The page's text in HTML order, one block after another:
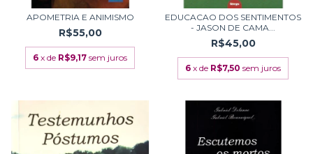
APOMETRIA E ANIMISMO
R$55,00
6 x de R$9,17 sem juros
EDUCACAO DOS SENTIMENTOS
- JASON DE CAMA...
R$45,00
6 x de R$7,50 sem juros